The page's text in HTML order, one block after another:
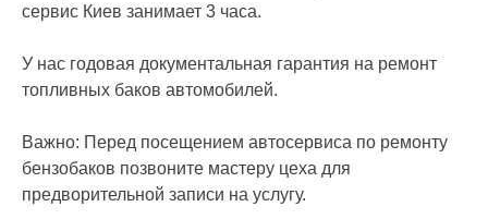
сервис Киев занимает 3 часа.
У нас годовая документальная гарантия на ремонт
топливных баков автомобилей.
Важно: Перед посещением автосервиса по ремонту
бензобаков позвоните мастеру цеха для
предворительной записи на услугу.